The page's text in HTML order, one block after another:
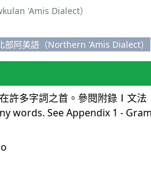
'Amis Dialect）
部阿美語（Northern 'Amis Dialect）
許多字詞之首。參閱附錄Ⅰ文法
words. See Appendix 1 -